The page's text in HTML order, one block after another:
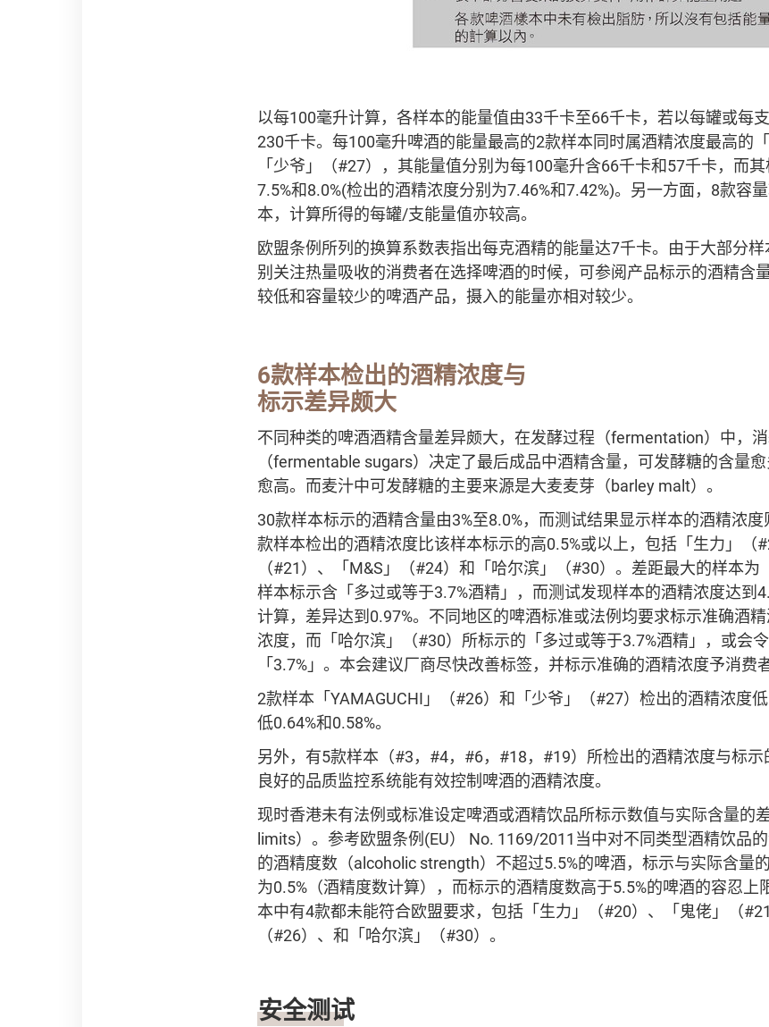
以每100毫升计算，各样本的能量值由33千卡至66千卡，若以每罐或每
230千卡。每100毫升啤酒的能量最高的2款样本同时属酒精浓度最高的
「少爷」（#27），其能量值分别为每100毫升含66千卡和57千卡，而
7.5%和8.0%(检出的酒精浓度分别为7.46%和7.42%)。另一方面，8款容
本，计算所得的每罐/支能量值亦较高。
欧盟条例所列的换算系数表指出每克酒精的能量达7千卡。由于大部分
别关注热量吸收的消费者在选择啤酒的时候，可参阅产品标示的酒精含
较低和容量较少的啤酒产品，摄入的能量亦相对较少。
6款样本检出的酒精浓度与
标示差异颇大
不同种类的啤酒酒精含量差异颇大，在发酵过程（fermentation）中，
（fermentable sugars）决定了最后成品中酒精含量，可发酵糖的含量
愈高。而麦汁中可发酵糖的主要来源是大麦麦芽（barley malt）。
30款样本标示的酒精含量由3%至8.0%，而测试结果显示样本的酒精浓
款样本检出的酒精浓度比该样本标示的高0.5%或以上，包括「生力」（
（#21）、「M&S」（#24）和「哈尔滨」（#30）。差距最大的样本
样本标示含「多过或等于3.7%酒精」，而测试发现样本的酒精浓度达到
计算，差异达到0.97%。不同地区的啤酒标准或法例均要求标示准确酒
浓度，而「哈尔滨」（#30）所标示的「多过或等于3.7%酒精」，或会
「3.7%」。本会建议厂商尽快改善标签，并标示准确的酒精浓度予消费
2款样本「YAMAGUCHI」（#26）和「少爷」（#27）检出的酒精浓度
低0.64%和0.58%。
另外，有5款样本（#3，#4，#6，#18，#19）所检出的酒精浓度与标示
良好的品质监控系统能有效控制啤酒的酒精浓度。
现时香港未有法例或标准设定啤酒或酒精饮品所标示数值与实际含量的
limits）。参考欧盟条例(EU） No. 1169/2011当中对不同类型酒精饮品
的酒精度数（alcoholic strength）不超过5.5%的啤酒，标示与实际含量
为0.5%（酒精度数计算），而标示的酒精度数高于5.5%的啤酒的容忍上
本中有4款都未能符合欧盟要求，包括「生力」（#20）、「鬼佬」（#21
（#26）、和「哈尔滨」（#30）。
安全测试